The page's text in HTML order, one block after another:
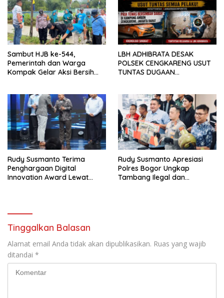
Sambut HJB ke-544,
Pemerintah dan Warga
Kompak Gelar Aksi Bersih
LBH ADHIBRATA DESAK
POLSEK CENGKARENG USUT
TUNTAS DUGAAN
Rudy Susmanto Terima
Penghargaan Digital
Innovation Award Lewat
Rudy Susmanto Apresiasi
Polres Bogor Ungkap
Tambang Ilegal dan
Tinggalkan Balasan
Alamat email Anda tidak akan dipublikasikan. Ruas yang wajib
ditandai *